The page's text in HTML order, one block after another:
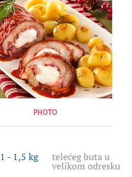
PHOTO
1 - 1,5 kg telećeg buta u
velikom odresku